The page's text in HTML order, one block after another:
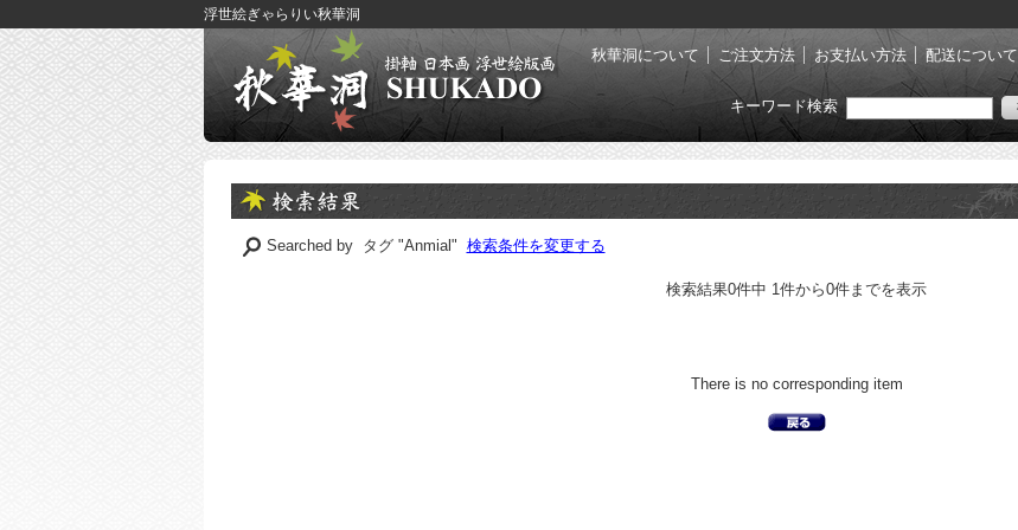
浮世絵ぎゃらりい秋華洞
秋華洞について ご注文方法 お支払い方法 配送について
キーワード検索
Searched by タグ "Anmial" 検索条件を変更する
検索結果0件中 1件から0件までを表示
There is no corresponding item